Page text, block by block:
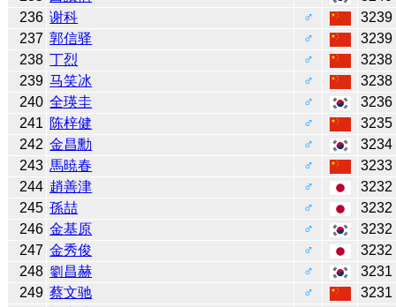
236 谢科 ♂
3239
237 郭信驿 ♂
3239
238 丁烈 ♂
3238
239 马笑冰 ♂
3238
240 全瑛圭 ♂
3236
241 陈梓健 ♂
3235
242 金昌勳 ♂
3234
243 馬暁春 ♂
3233
244 趙善津 ♂
3232
245 孫喆 ♂
3232
246 金基原 ♂
3232
247 金秀俊 ♂
3232
248 劉昌赫 ♂
3231
249 蔡文驰 ♂
3231